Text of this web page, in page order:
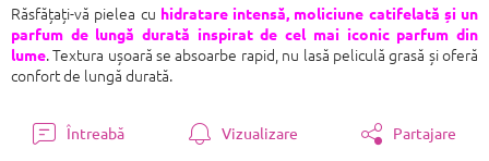
Răsfățați-vă pielea cu hidratare intensă, moliciune catifelată și un
parfum de lungă durată inspirat de cel mai iconic parfum din
lume. Textura ușoară se absoarbe rapid, nu lasă peliculă grasă și oferă
confort de lungă durată.
Întreabă Vizualizare Partajare